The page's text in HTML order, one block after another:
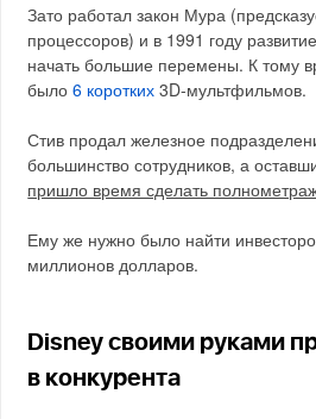
Зато работал закон Мура
процессоров) и в 1991 году
начать большие перемены. К тому
было6 коротких 3D-мультфильмов.
Стив продал железное
большинство сотрудников, а
пришло время сделать
Ему же нужно было найти
миллионов долларов.
Disney своими руками
в конкурента